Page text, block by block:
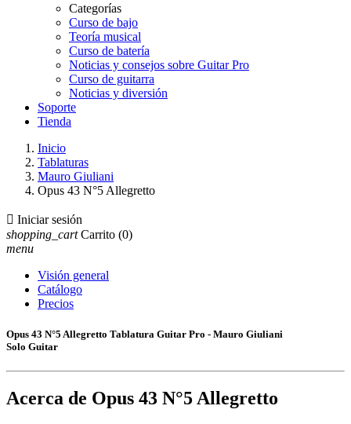
Categorías
Curso de bajo
Teoría musical
Curso de batería
Noticias y consejos sobre Guitar Pro
Curso de guitarra
Noticias y diversión
Soporte
Tienda
Inicio
Tablaturas
Mauro Giuliani
Opus 43 N°5 Allegretto
 Iniciar sesión
shopping_cart Carrito (0)
menu
Visión general
Catálogo
Precios
Opus 43 N°5 Allegretto Tablatura Guitar Pro - Mauro Giuliani
Solo Guitar
Acerca de Opus 43 N°5 Allegretto